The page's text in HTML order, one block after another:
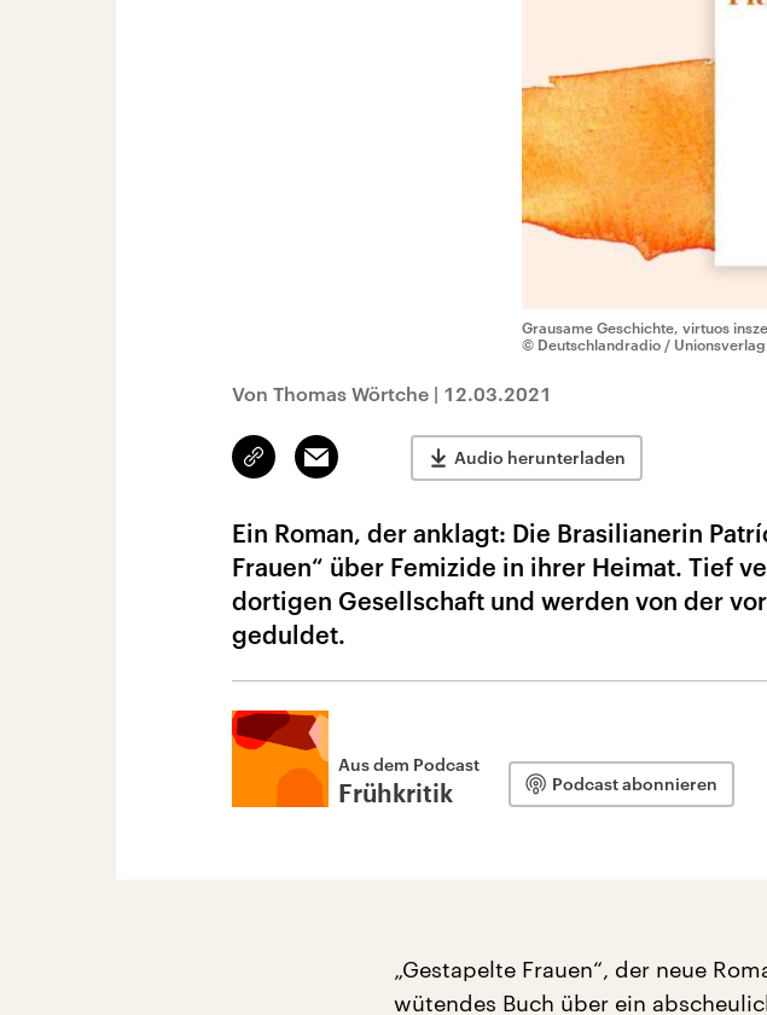
Grausame Geschichte, virtuos
© Deutschlandradio / Unionsverlag
Von Thomas Wörtche | 12.03.2021
Link
kopieren/teilen
Email Audio herunterladen
Ein Roman, der anklagt: Die Brasilianerin
Frauen“ über Femizide in ihrer Heimat. Tief
dortigen Gesellschaft und werden von der
geduldet.
Aus dem Podcast
Frühkritik Podcast abonnieren
„Gestapelte Frauen“, der neue
wütendes Buch über ein